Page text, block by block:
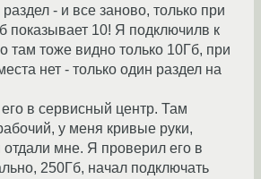
- и все заново, только при
показывает 10! Я подключилв к
там тоже видно только 10Гб, при
нет - только один раздел на
в сервисный центр. Там
у меня кривые руки,
мне. Я проверил его в
250Гб, начал подключать